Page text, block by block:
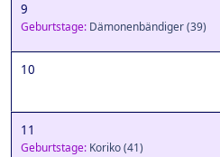
9
Geburtstage: Dämonenbändiger(39)
10
11
Geburtstage: Koriko(41)